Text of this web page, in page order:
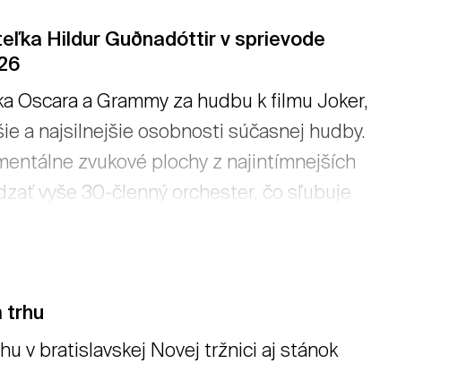
Hildur Guðnadóttir v sprievode
Oscara a Grammy za hudbu k filmu Joker,
a najsilnejšie osobnosti súčasnej hudby.
zvukové plochy z najintímnejších
vyše 30-členný orchester, čo sľubuje
čítať viac
trhu
v bratislavskej Novej tržnici aj stánok